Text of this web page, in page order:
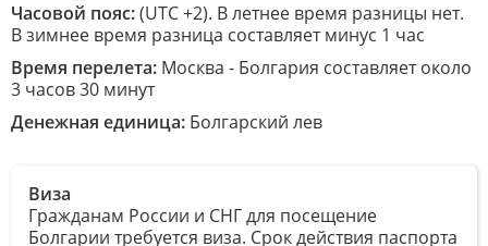
Часовой пояс:(UTC +2). В летнее время разницы нет.
В зимнее время разница составляет минус 1 час
Время перелета: Москва - Болгария составляет около
3 часов 30 минут
Денежная единица: Болгарский лев
Виза
Гражданам России и СНГ для посещение
Болгарии требуется виза. Срок действия паспорта